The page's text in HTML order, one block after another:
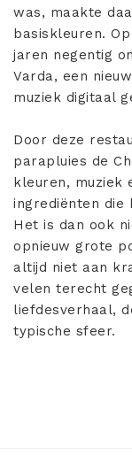
was, maakte
basiskleuren.
jaren negentig
Varda, een
muziek digitaal
Door deze
parapluies de
kleuren, muziek
ingrediënten die
Het is dan ook
opnieuw grote
altijd niet aan
velen terecht
liefdesverhaal,
typische sfeer.